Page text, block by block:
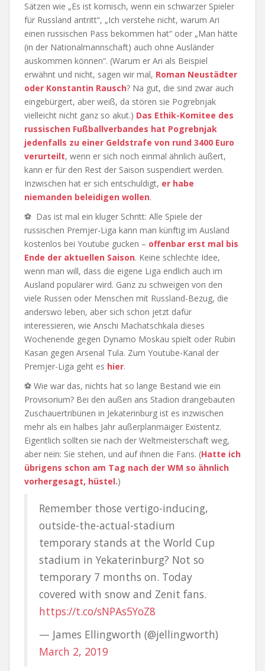
Sätzen wie „Es ist komisch, wenn ein schwarzer Spieler
für Russland antritt“, „Ich verstehe nicht, warum Ari
einen russischen Pass bekommen hat“ oder „Man hätte
(in der Nationalmannschaft) auch ohne Ausländer
auskommen können“. (Warum er Ari als Beispiel
erwähnt und nicht, sagen wir mal, Roman Neustädter
oder Konstantin Rausch? Na gut, die sind zwar auch
eingebürgert, aber weiß, da stören sie Pogrebnjak
vielleicht nicht ganz so akut.) Das Ethik-Komitee des
russischen Fußballverbandes hat Pogrebnjak
jedenfalls zu einer Geldstrafe von rund 3400 Euro
verurteilt, wenn er sich noch einmal ähnlich äußert,
kann er für den Rest der Saison suspendiert werden.
Inzwischen hat er sich entschuldigt, er habe
niemanden beleidigen wollen.
⚽ Das ist mal ein kluger Schritt: Alle Spiele der
russischen Premjer-Liga kann man künftig im Ausland
kostenlos bei Youtube gucken – offenbar erst mal bis
Ende der aktuellen Saison. Keine schlechte Idee,
wenn man will, dass die eigene Liga endlich auch im
Ausland populärer wird. Ganz zu schweigen von den
viele Russen oder Menschen mit Russland-Bezug, die
anderswo leben, aber sich schon jetzt dafür
interessieren, wie Anschi Machatschkala dieses
Wochenende gegen Dynamo Moskau spielt oder Rubin
Kasan gegen Arsenal Tula. Zum Youtube-Kanal der
Premjer-Liga geht es hier.
⚽ Wie war das, nichts hat so lange Bestand wie ein
Provisorium? Bei den außen ans Stadion drangebauten
Zuschauertribünen in Jekaterinburg ist es inzwischen
mehr als ein halbes Jahr außerplanmäiger Existentz.
Eigentlich sollten sie nach der Weltmeisterschaft weg,
aber nein: Sie stehen, und auf ihnen die Fans. (Hatte ich
übrigens schon am Tag nach der WM so ähnlich
vorhergesagt, hüstel.)
Remember those vertigo-inducing,
outside-the-actual-stadium
temporary stands at the World Cup
stadium in Yekaterinburg? Not so
temporary 7 months on. Today
covered with snow and Zenit fans.
https://t.co/sNPAs5YoZ8
— James Ellingworth (@jellingworth)
March 2, 2019